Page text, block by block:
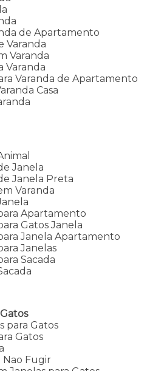
de Apartamento
Varanda
Varanda
Varanda
Varanda de Apartamento
Casa
Janela
Janela Preta
Varanda
Apartamento
Gatos Janela
Janela Apartamento
Janelas
Sacada
para Gatos
Gatos
Nao Fugir